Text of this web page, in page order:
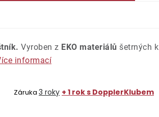
Vyroben z EKO materiálů šetrných k
informací
Záruka 3 roky + 1 rok s DopplerKlubem